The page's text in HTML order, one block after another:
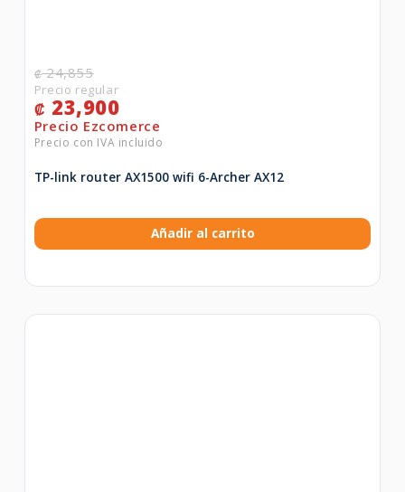
₡24,855
₡ 23,900
TP-link router AX1500 wifi 6-Archer AX12
Añadir al carrito